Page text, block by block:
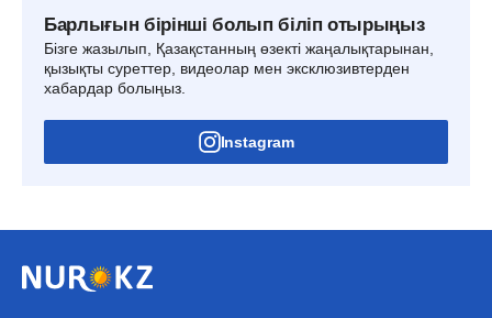
Барлығын бірінші болып біліп отырыңыз
Бізге жазылып, Қазақстанның өзекті жаңалықтарынан,
қызықты суреттер, видеолар мен эксклюзивтерден
хабардар болыңыз.
Instagram